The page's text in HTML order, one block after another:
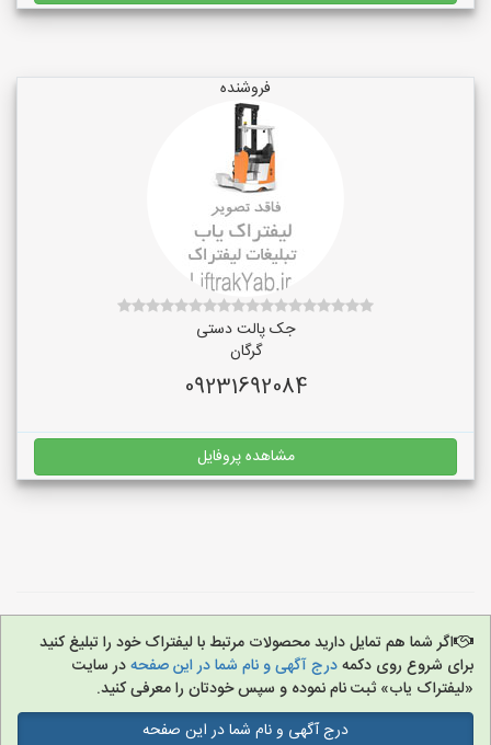
فروشنده
جک پالت دستی
گرگان
09231692084
مشاهده پروفایل
اگر شما هم تمایل دارید محصولات مرتبط با لیفتراک خود را تبلیغ کنید
برای شروع روی دکمهدرج آگهی و نام شما در این صفحهدر سایت
«لیفتراک یاب» ثبت نام نموده و سپس خودتان را معرفی کنید.
درج آگهی و نام شما در این صفحه